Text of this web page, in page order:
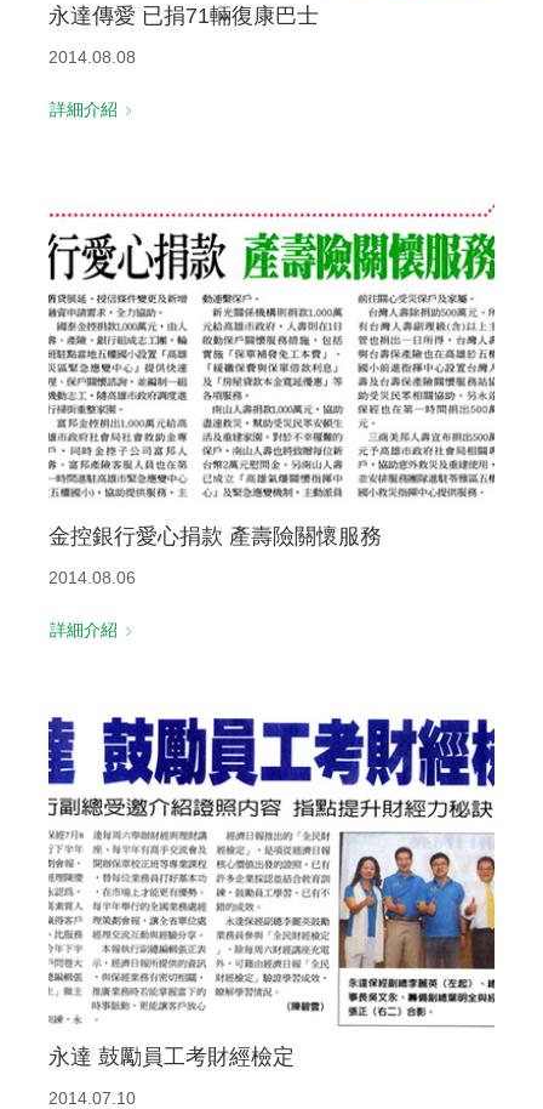
永達傳愛 已捐71輛復康巴士
2014.08.08
詳細介紹
金控銀行愛心捐款 產壽險關懷服務
2014.08.06
詳細介紹
永達 鼓勵員工考財經檢定
2014.07.10